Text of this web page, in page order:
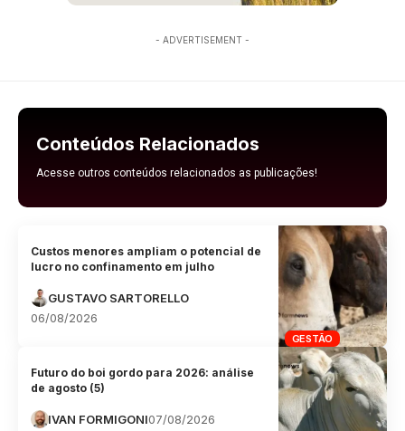
- ADVERTISEMENT -
Conteúdos Relacionados
Acesse outros conteúdos relacionados as publicações!
GESTÃO
Custos menores ampliam o potencial de
lucro no confinamento em julho
GUSTAVO SARTORELLO
06/08/2026
Futuro do boi gordo para 2026: análise
de agosto (5)
IVAN FORMIGONI07/08/2026